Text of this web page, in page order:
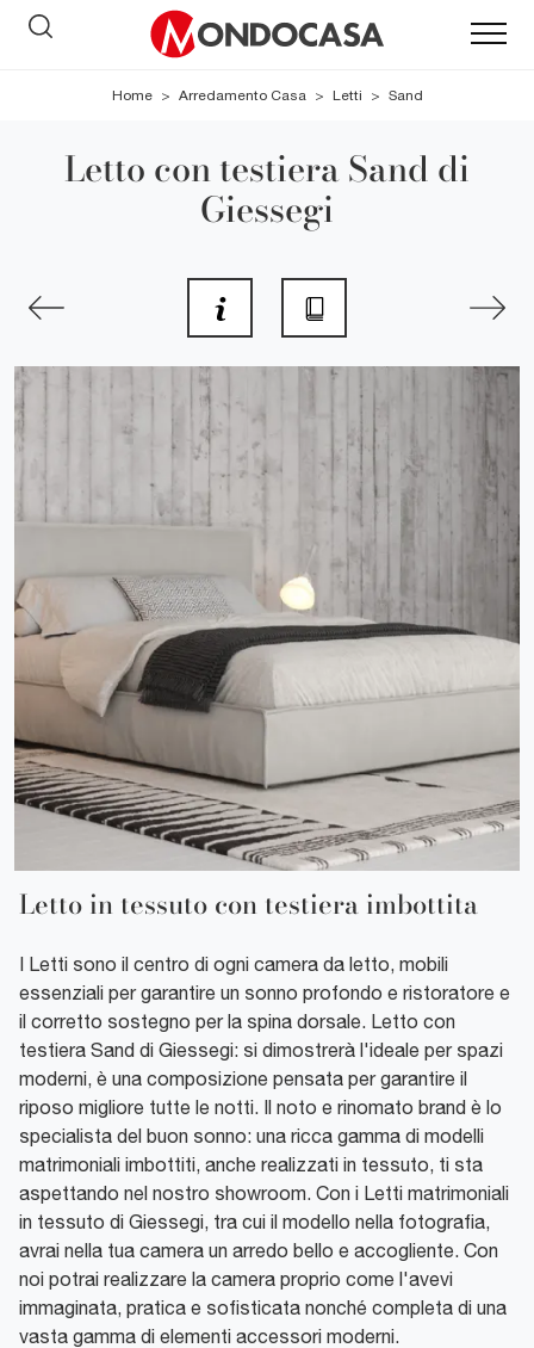
Home > Arredamento Casa > Letti > Sand
Letto con testiera Sand di
Giessegi
Letto in tessuto con testiera imbottita
I Letti sono il centro di ogni camera da letto, mobili
essenziali per garantire un sonno profondo e ristoratore e
il corretto sostegno per la spina dorsale. Letto con
testiera Sand di Giessegi: si dimostrerà l'ideale per spazi
moderni, è una composizione pensata per garantire il
riposo migliore tutte le notti. Il noto e rinomato brand è lo
specialista del buon sonno: una ricca gamma di modelli
matrimoniali imbottiti, anche realizzati in tessuto, ti sta
aspettando nel nostro showroom. Con i Letti matrimoniali
in tessuto di Giessegi, tra cui il modello nella fotografia,
avrai nella tua camera un arredo bello e accogliente. Con
noi potrai realizzare la camera proprio come l'avevi
immaginata, pratica e sofisticata nonché completa di una
vasta gamma di elementi accessori moderni.